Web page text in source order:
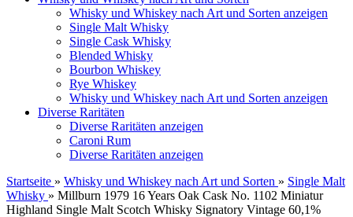
Whisky und Whiskey nach Art und Sorten anzeigen
Single Malt Whisky
Single Cask Whisky
Blended Whisky
Bourbon Whiskey
Rye Whiskey
Whisky und Whiskey nach Art und Sorten anzeigen
Diverse Raritäten
Diverse Raritäten anzeigen
Caroni Rum
Diverse Raritäten anzeigen
Startseite » Whisky und Whiskey nach Art und Sorten » Single Malt
Whisky » Millburn 1979 16 Years Oak Cask No. 1102 Miniatur
Highland Single Malt Scotch Whisky Signatory Vintage 60,1%